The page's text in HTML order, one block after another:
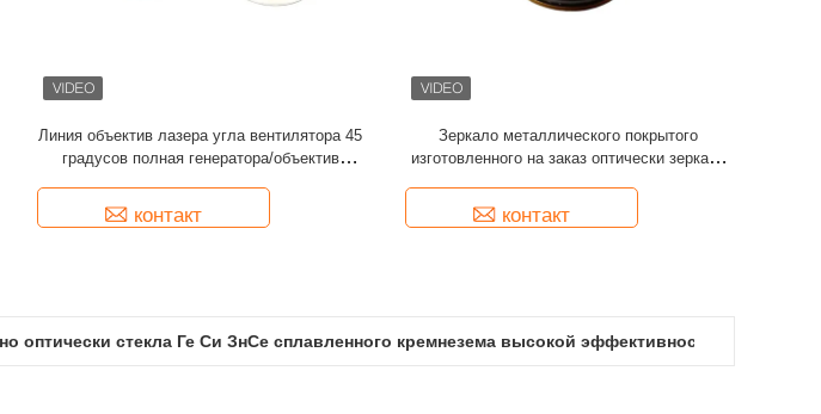
Линия объектив лазера угла вентилятора 45
градусов полная генератора/объектив
контакт
Зеркало металлического покрытого
изготовленного на заказ оптически зеркала
контакт
оптически стекла Ге Си ЗнСе сплавленного кремнезема высокой эффективности БК7